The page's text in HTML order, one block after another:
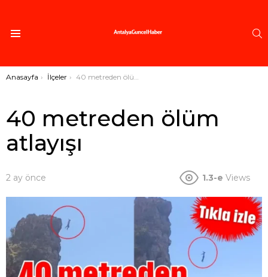
Buradasınız:
Anasayfa İlçeler 40 metreden ölüm atlayışı
40 metreden ölüm
atlayışı
2 ay önce 1.3-e Views